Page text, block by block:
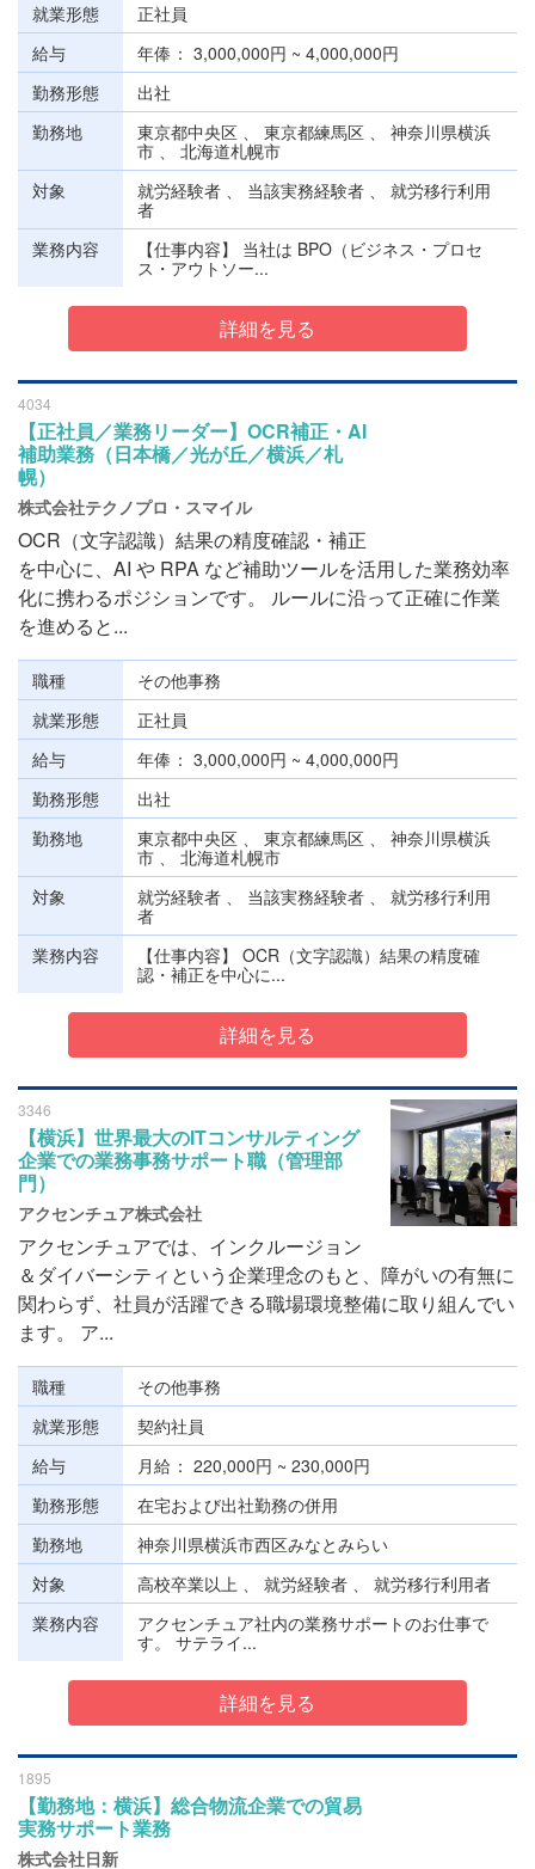
就業形態
正社員
給与
年俸
3,000,000円 ~ 4,000,000円
勤務形態
出社
勤務地
東京都中央区 、 東京都練馬区 、 神奈川県横浜
市 、 北海道札幌市
対象
就労経験者 、 当該実務経験者 、 就労移行利用
者
業務内容
【仕事内容】 当社は BPO（ビジネス・プロセ
ス・アウトソー...
詳細を見る
4034
【正社員／業務リーダー】OCR補正・AI
補助業務（日本橋／光が丘／横浜／札
幌）
株式会社テクノプロ・スマイル
OCR（文字認識）結果の精度確認・補正
を中心に、AI や RPA など補助ツールを活用した業務効率
化に携わるポジションです。 ルールに沿って正確に作業
を進めると...
職種
その他事務
就業形態
正社員
給与
年俸
3,000,000円 ~ 4,000,000円
勤務形態
出社
勤務地
東京都中央区 、 東京都練馬区 、 神奈川県横浜
市 、 北海道札幌市
対象
就労経験者 、 当該実務経験者 、 就労移行利用
者
業務内容
【仕事内容】 OCR（文字認識）結果の精度確
認・補正を中心に...
詳細を見る
3346
【横浜】世界最大のITコンサルティング
企業での業務事務サポート職（管理部
門）
アクセンチュア株式会社
アクセンチュアでは、インクルージョン
＆ダイバーシティという企業理念のもと、障がいの有無に
関わらず、社員が活躍できる職場環境整備に取り組んでい
ます。 ア...
職種
その他事務
就業形態
契約社員
給与
月給
220,000円 ~ 230,000円
勤務形態
在宅および出社勤務の併用
勤務地
神奈川県横浜市西区みなとみらい
対象
高校卒業以上 、 就労経験者 、 就労移行利用者
業務内容
アクセンチュア社内の業務サポートのお仕事で
す。 サテライ...
詳細を見る
1895
【勤務地：横浜】総合物流企業での貿易
実務サポート業務
株式会社日新